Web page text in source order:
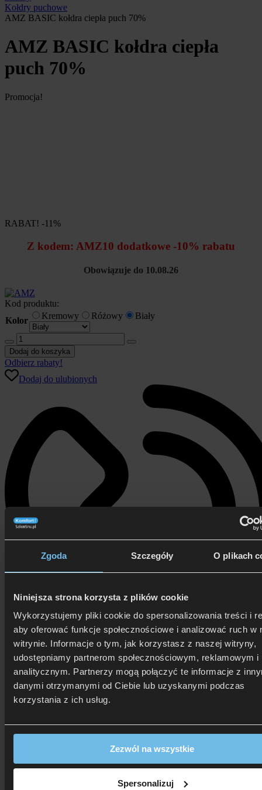
Zgoda Szczegóły O plikach
Niniejsza strona korzysta z plików cookie
Wykorzystujemy pliki cookie do spersonalizowania treści i
aby oferować funkcje społecznościowe i analizować ruch w
witrynie. Informacje o tym, jak korzystasz z naszej witryny,
udostępniamy partnerom społecznościowym, reklamowym i
analitycznym. Partnerzy mogą połączyć te informacje z
danymi otrzymanymi od Ciebie lub uzyskanymi podczas
korzystania z ich usług.
Zezwól na wszystkie
Spersonalizuj
Kołdry puchowe
AMZ BASIC kołdra ciepła puch 70%
AMZ BASIC kołdra ciepła
puch 70%
Promocja!
RABAT! -11%
Z kodem: AMZ10 dodatkowe -10% rabatu
Obowiązuje do 10.08.26
Kod produktu:
Kolor
Kremowy Różowy Biały
ilość
AMZ
BASIC
kołdra
ciepła
Dodaj do koszyka
Odbierz rabaty!
Dodaj do ulubionych
506 626 678- Zamów telefonicznie
Zadzwoń i dowiedz się, jak dostać rabat!